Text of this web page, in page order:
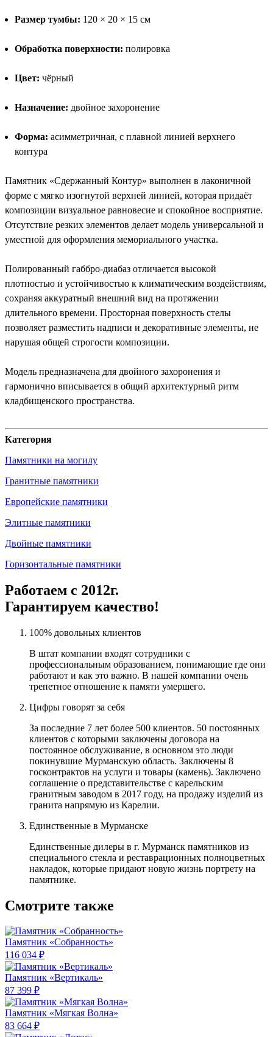
Размер тумбы: 120 × 20 × 15 см
Обработка поверхности: полировка
Цвет: чёрный
Назначение: двойное захоронение
Форма: асимметричная, с плавной линией верхнего
контура
Памятник «Сдержанный Контур» выполнен в лаконичной
форме с мягко изогнутой верхней линией, которая придаёт
композиции визуальное равновесие и спокойное восприятие.
Отсутствие резких элементов делает модель универсальной и
уместной для оформления мемориального участка.
Полированный габбро-диабаз отличается высокой
плотностью и устойчивостью к климатическим воздействиям,
сохраняя аккуратный внешний вид на протяжении
длительного времени. Просторная поверхность стелы
позволяет разместить надписи и декоративные элементы, не
нарушая общей строгости композиции.
Модель предназначена для двойного захоронения и
гармонично вписывается в общий архитектурный ритм
кладбищенского пространства.
Категория
Памятники на могилу
Гранитные памятники
Европейские памятники
Элитные памятники
Двойные памятники
Горизонтальные памятники
Работаем с 2012г.
Гарантируем качество!
100% довольных клиентов
В штат компании входят сотрудники с
профессиональным образованием, понимающие где они
работают и как это важно. В нашей компании очень
трепетное отношение к памяти умершего.
Цифры говорят за себя
За последние 7 лет более 500 клиентов. 50 постоянных
клиентов с которыми заключены договора на
постоянное обслуживание, в основном это люди
покинувшие Мурманскую область. Заключены 8
госконтрактов на услуги и товары (камень). Заключено
соглашение о представительстве с карельским
гранитным заводом в 2017 году, на продажу изделий из
гранита напрямую из Карелии.
Единственные в Мурманске
Единственные дилеры в г. Мурманск памятников из
специального стекла и реставрационных полноцветных
накладок, которые придают новую жизнь портрету на
памятнике.
Смотрите также
Памятник «Собранность»
116 034 ₽
Памятник «Вертикаль»
87 399 ₽
Памятник «Мягкая Волна»
83 664 ₽